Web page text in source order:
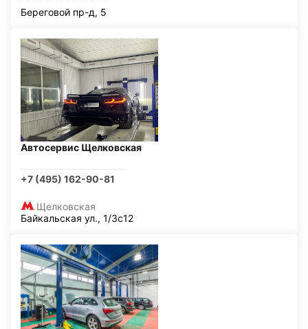
Береговой пр-д, 5
Автосервис Щелковская
+7 (495) 162-90-81
Щелковская
Байкальская ул., 1/3с12